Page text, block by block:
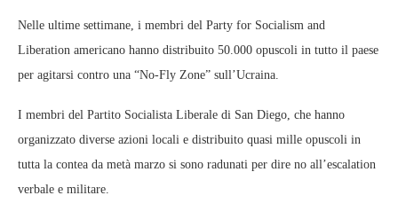
Nelle ultime settimane, i membri del Party for Socialism and
Liberation americano hanno distribuito 50.000 opuscoli in tutto il paese
per agitarsi contro una “No-Fly Zone” sull’Ucraina.
I membri del Partito Socialista Liberale di San Diego, che hanno
organizzato diverse azioni locali e distribuito quasi mille opuscoli in
tutta la contea da metà marzo si sono radunati per dire no all’escalation
verbale e militare.